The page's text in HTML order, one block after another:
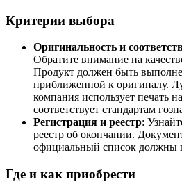
Критерии выбора
Оригинальность и
Обратите внимание на
Продукт должен быть
приближенной к оригиналу.
компания использует печать
соответствует стандартам
Регистрация и реестр:
реестр об окончании.
официальный список должны
Где и как приобрести